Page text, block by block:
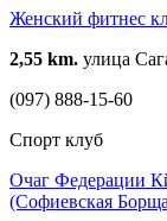
Женский фитнес
2,55 km. улица
(097) 888-15-60
Спорт клуб
Очаг Федерации
(Софиевская